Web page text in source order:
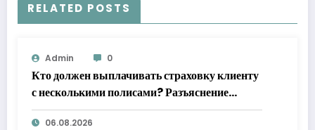
RELATED POSTS
Admin 0
Кто должен выплачивать страховку клиенту
с несколькими полисами? Разъяснение
Верховного суда
06.08.2026